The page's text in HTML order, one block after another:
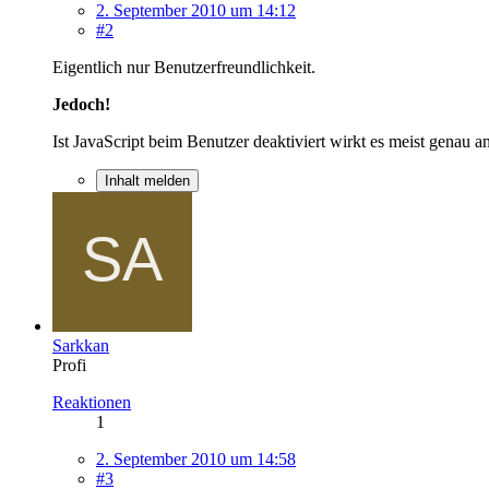
2. September 2010 um 14:12
#2
Eigentlich nur Benutzerfreundlichkeit.
Jedoch!
Ist JavaScript beim Benutzer deaktiviert wirkt es meist genau
Inhalt melden
Sarkkan
Profi
Reaktionen
1
2. September 2010 um 14:58
#3